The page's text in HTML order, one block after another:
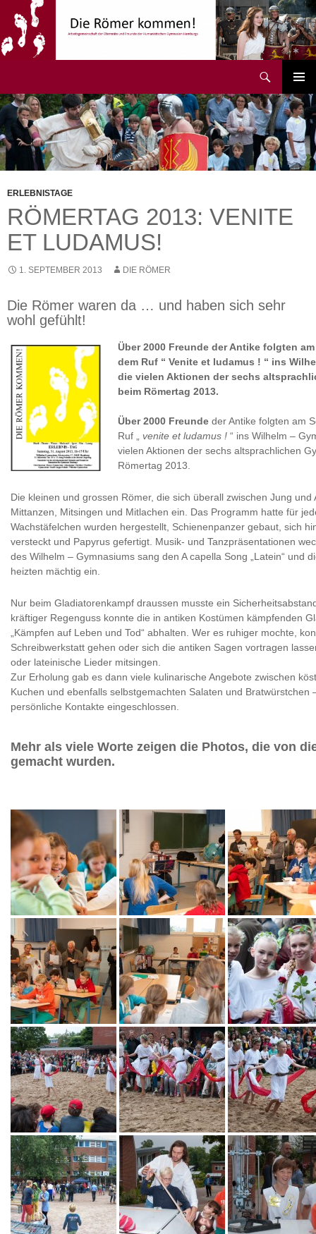
Inhalt
springen
MENÜ
ERLEBNISTAGE
RÖMERTAG 2013: VENITE
ET LUDAMUS!
1. SEPTEMBER 2013 DIE RÖMER
Die Römer waren da … und haben sich sehr
wohl gefühlt!
Über 2000 Freunde der Antike folgten
dem Ruf “ Venite et ludamus ! “ ins
die vielen Aktionen der sechs
beim Römertag 2013.
Über 2000 Freunde der Antike folgten am
Ruf „ venite et ludamus ! “ ins Wilhelm –
vielen Aktionen der sechs altsprachlichen
Römertag 2013.
Die kleinen und grossen Römer, die sich überall zwischen Jung
Mittanzen, Mitsingen und Mitlachen ein. Das Programm hatte für
Wachstäfelchen wurden hergestellt, Schienenpanzer gebaut, sich
versteckt und Papyrus gefertigt. Musik- und Tanzpräsentationen
des Wilhelm – Gymnasiums sang den A capella Song „Latein“ und
heizten mächtig ein.
Nur beim Gladiatorenkampf draussen musste ein
kräftiger Regenguss konnte die in antiken Kostümen kämpfenden
„Kämpfen auf Leben und Tod“ abhalten. Wer es ruhiger mochte,
Schreibwerkstatt gehen oder sich die antiken Sagen vortragen
oder lateinische Lieder mitsingen.
Zur Erholung gab es dann viele kulinarische Angebote zwischen
Kuchen und ebenfalls selbstgemachten Salaten und Bratwürstchen
persönliche Kontakte eingeschlossen.
Mehr als viele Worte zeigen die Photos, die von
gemacht wurden.